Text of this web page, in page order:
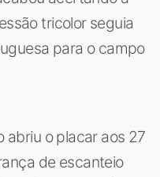
tricolor seguia
para o campo
abriu o placar aos 27
de escanteio